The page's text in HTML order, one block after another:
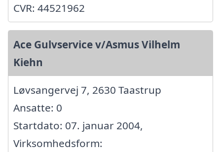
CVR: 44521962
Ace Gulvservice v/Asmus Vilhelm
Kiehn
Løvsangervej 7, 2630 Taastrup
Ansatte: 0
Startdato: 07. januar 2004,
Virksomhedsform: